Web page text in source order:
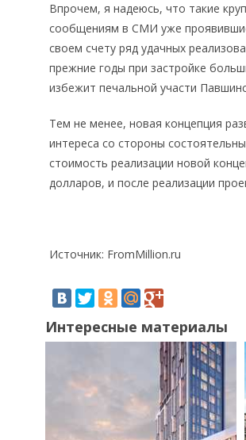
Впрочем, я надеюсь, что такие
сообщениям в СМИ уже
своем счету ряд удачных
прежние годы при застройке
избежит печальной участи
Тем не менее, новая концепция
интереса со стороны
стоимость реализации новой
долларов, и после реализации
Источник: FromMillion.ru
Интересные материалы